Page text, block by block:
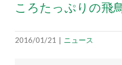
ころたっぷりの飛
2016/01/21 | ニュース